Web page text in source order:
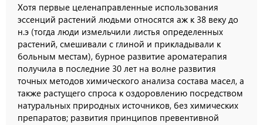
Хотя первые целенаправленные использования
эссенций растений людьми относятся аж к 38 веку до
н.э (тогда люди измельчили листья определенных
растений, смешивали с глиной и прикладывали к
больным местам), бурное развитие ароматерапия
получила в последние 30 лет на волне развития
точных методов химического анализа состава масел, а
также растущего спроса к оздоровлению посредством
натуральных природных источников, без химических
препаратов; развития принципов превентивной